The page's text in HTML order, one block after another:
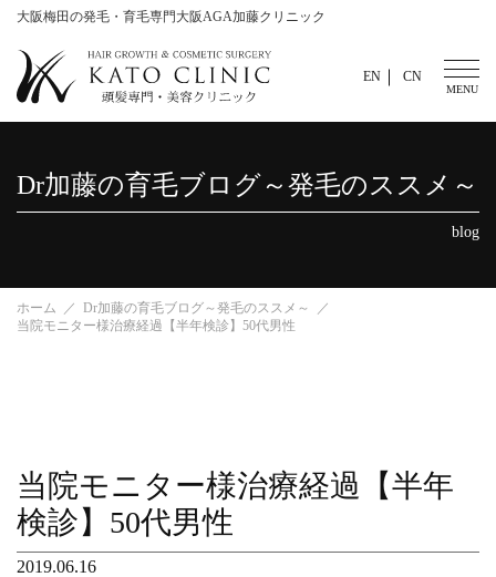
大阪梅田の発毛・育毛専門大阪AGA加藤クリニック
EN CN
Dr加藤の育毛ブログ～発毛のススメ～
blog
ホーム
Dr加藤の育毛ブログ～発毛のススメ～
当院モニター様治療経過【半年検診】50代男性
当院モニター様治療経過【半年
検診】50代男性
2019.06.16